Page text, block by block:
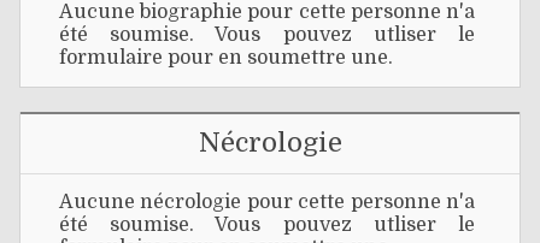
Aucune biographie pour cette personne n'a
été soumise. Vous pouvez utliser le
formulaire pour en soumettre une.
Nécrologie
Aucune nécrologie pour cette personne n'a
été soumise. Vous pouvez utliser le